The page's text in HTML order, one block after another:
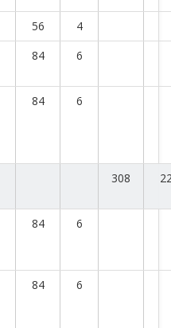
56
4
84 6
84 6
308
84 6
84 6